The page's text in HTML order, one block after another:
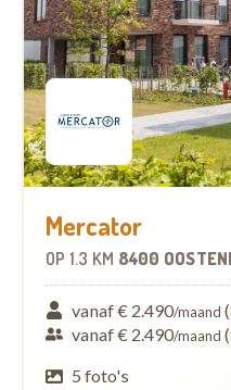
Mercator
OP 1.3 KM 8400
vanaf € 2.490/maand
vanaf € 2.490/maand
5 foto's